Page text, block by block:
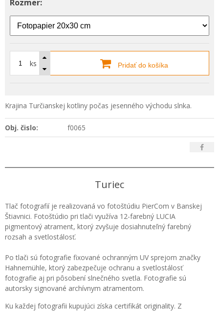
Rozmer:
ks Pridať do košíka
Krajina Turčianskej kotliny počas jesenného východu slnka.
Obj. čislo: f0065
Turiec
Tlač fotografií je realizovaná vo fotoštúdiu PierCom v Banskej
Štiavnici. Fotoštúdio pri tlači využíva 12-farebný LUCIA
pigmentový atrament, ktorý zvyšuje dosiahnuteľný farebný
rozsah a svetlostálosť.
Po tlači sú fotografie fixované ochranným UV sprejom značky
Hahnemühle, ktorý zabezpečuje ochranu a svetlostálosť
fotografie aj pri pôsobení slnečného svetla. Fotografie sú
autorsky signované archívnym atramentom.
Ku každej fotografii kupujúci získa certifikát originality. Z